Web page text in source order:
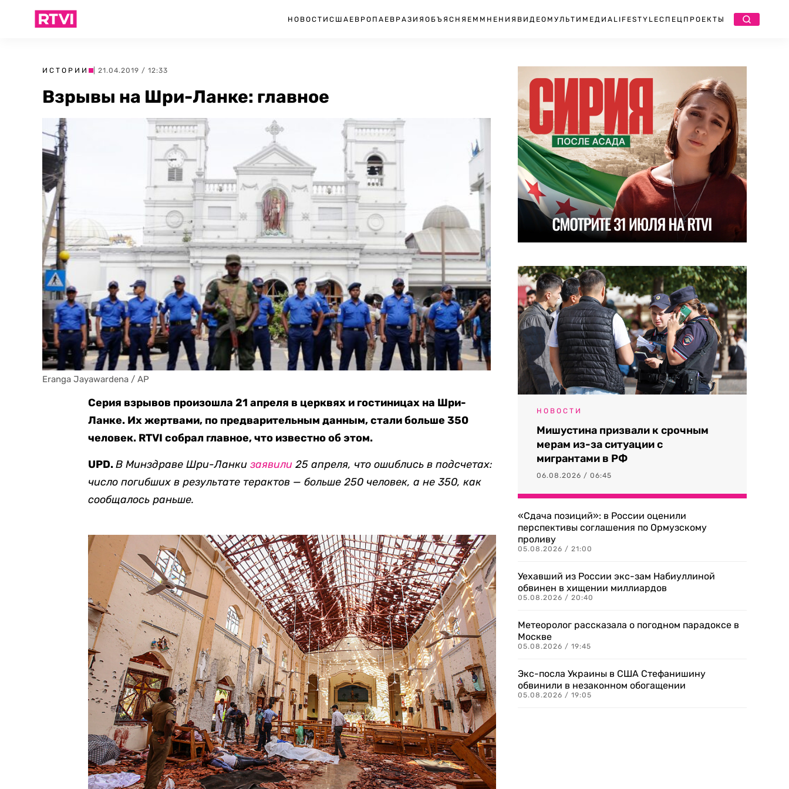
НОВОСТИ США ЕВРОПА ЕВРАЗИЯ ОБЪЯСНЯЕМ МНЕНИЯ ВИДЕО МУЛЬТИМЕДИА LIFESTYLEСПЕЦПРОЕКТЫ
ИСТОРИИ | 21.04.2019 / 12:33
Взрывы на Шри-Ланке: главное
Eranga Jayawardena / AP
Серия взрывов произошла 21 апреля в церквях и гостиницах на Шри-
Ланке. Их жертвами, по предварительным данным, стали больше 350
человек. RTVI собрал главное, что известно об этом.
UPD.В Минздраве Шри-Ланки заявили 25 апреля, что ошиблись в подсчетах:
число погибших в результате терактов — больше 250 человек, а не 350, как
сообщалось раньше.
НОВОСТИ
Мишустина призвали к срочным
мерам из-за ситуации с
мигрантами в РФ
06.08.2026 / 06:45
«Сдача позиций»: в России оценили
перспективы соглашения по Ормузскому
проливу
05.08.2026 / 21:00
Уехавший из России экс-зам Набиуллиной
обвинен в хищении миллиардов
05.08.2026 / 20:40
Метеоролог рассказала о погодном парадоксе в
Москве
05.08.2026 / 19:45
Экс-посла Украины в США Стефанишину
обвинили в незаконном обогащении
05.08.2026 / 19:05